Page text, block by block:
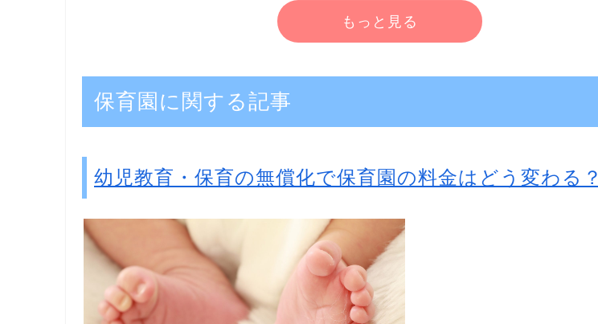
もっと見る
保育園に関する記事
幼児教育・保育の無償化で保育園の料金はどう変わる？